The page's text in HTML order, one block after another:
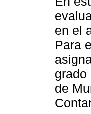
en el
Para
grado
de